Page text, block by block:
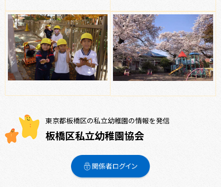
東京都板橋区の私立幼稚園の情報を発信
板橋区私立幼稚園協会